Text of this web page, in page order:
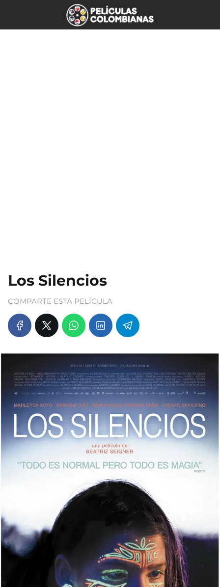
Los Silencios
COMPARTE ESTA PELÍCULA